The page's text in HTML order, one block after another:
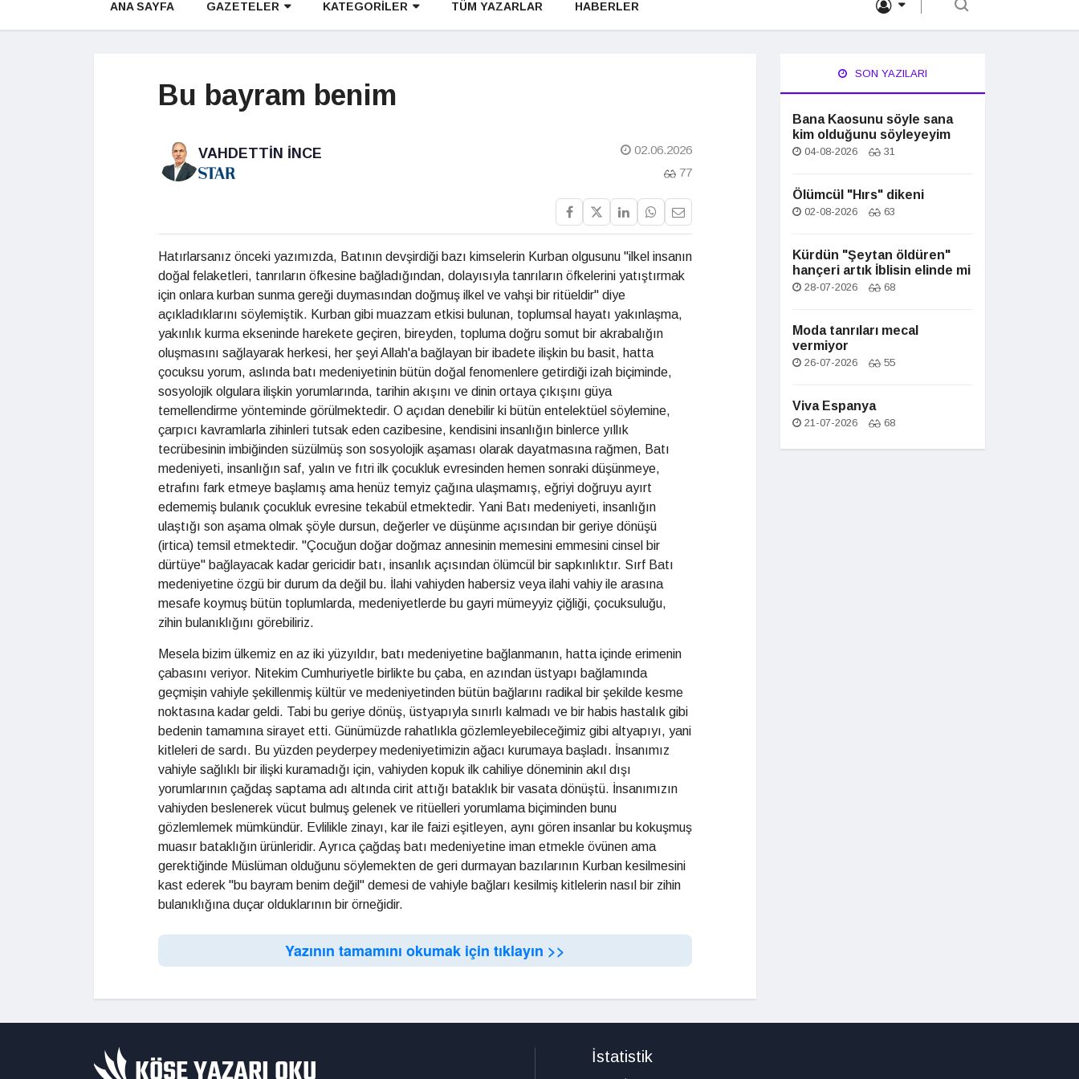
ANA SAYFA GAZETELER KATEGORİLER TÜM YAZARLAR HABERLER
Bu bayram benim
VAHDETTIN İNCE
02.06.2026
77
Hatırlarsanız önceki yazımızda, Batının devşirdiği bazı kimselerin Kurban olgusunu "ilkel insanın
doğal felaketleri, tanrıların öfkesine bağladığından, dolayısıyla tanrıların öfkelerini yatıştırmak
için onlara kurban sunma gereği duymasından doğmuş ilkel ve vahşi bir ritüeldir" diye
açıkladıklarını söylemiştik. Kurban gibi muazzam etkisi bulunan, toplumsal hayatı yakınlaşma,
yakınlık kurma ekseninde harekete geçiren, bireyden, topluma doğru somut bir akrabalığın
oluşmasını sağlayarak herkesi, her şeyi Allah'a bağlayan bir ibadete ilişkin bu basit, hatta
çocuksu yorum, aslında batı medeniyetinin bütün doğal fenomenlere getirdiği izah biçiminde,
sosyolojik olgulara ilişkin yorumlarında, tarihin akışını ve dinin ortaya çıkışını güya
temellendirme yönteminde görülmektedir. O açıdan denebilir ki bütün entelektüel söylemine,
çarpıcı kavramlarla zihinleri tutsak eden cazibesine, kendisini insanlığın binlerce yıllık
tecrübesinin imbiğinden süzülmüş son sosyolojik aşaması olarak dayatmasına rağmen, Batı
medeniyeti, insanlığın saf, yalın ve fıtri ilk çocukluk evresinden hemen sonraki düşünmeye,
etrafını fark etmeye başlamış ama henüz temyiz çağına ulaşmamış, eğriyi doğruyu ayırt
edememiş bulanık çocukluk evresine tekabül etmektedir. Yani Batı medeniyeti, insanlığın
ulaştığı son aşama olmak şöyle dursun, değerler ve düşünme açısından bir geriye dönüşü
(irtica) temsil etmektedir. "Çocuğun doğar doğmaz annesinin memesini emmesini cinsel bir
dürtüye" bağlayacak kadar gericidir batı, insanlık açısından ölümcül bir sapkınlıktır. Sırf Batı
medeniyetine özgü bir durum da değil bu. İlahi vahiyden habersiz veya ilahi vahiy ile arasına
mesafe koymuş bütün toplumlarda, medeniyetlerde bu gayri mümeyyiz çiğliği, çocuksuluğu,
zihin bulanıklığını görebiliriz.
Mesela bizim ülkemiz en az iki yüzyıldır, batı medeniyetine bağlanmanın, hatta içinde erimenin
çabasını veriyor. Nitekim Cumhuriyetle birlikte bu çaba, en azından üstyapı bağlamında
geçmişin vahiyle şekillenmiş kültür ve medeniyetinden bütün bağlarını radikal bir şekilde kesme
noktasına kadar geldi. Tabi bu geriye dönüş, üstyapıyla sınırlı kalmadı ve bir habis hastalık gibi
bedenin tamamına sirayet etti. Günümüzde rahatlıkla gözlemleyebileceğimiz gibi altyapıyı, yani
kitleleri de sardı. Bu yüzden peyderpey medeniyetimizin ağacı kurumaya başladı. İnsanımız
vahiyle sağlıklı bir ilişki kuramadığı için, vahiyden kopuk ilk cahiliye döneminin akıl dışı
yorumlarının çağdaş saptama adı altında cirit attığı bataklık bir vasata dönüştü. İnsanımızın
vahiyden beslenerek vücut bulmuş gelenek ve ritüelleri yorumlama biçiminden bunu
gözlemlemek mümkündür. Evlilikle zinayı, kar ile faizi eşitleyen, aynı gören insanlar bu kokuşmuş
muasır bataklığın ürünleridir. Ayrıca çağdaş batı medeniyetine iman etmekle övünen ama
gerektiğinde Müslüman olduğunu söylemekten de geri durmayan bazılarının Kurban kesilmesini
kast ederek "bu bayram benim değil" demesi de vahiyle bağları kesilmiş kitlelerin nasıl bir zihin
bulanıklığına duçar olduklarının bir örneğidir.
Yazının tamamını okumak için tıklayın >>
SON YAZILARI
Bana Kaosunu söyle sana
kim olduğunu söyleyeyim
04-08-2026 31
Ölümcül "Hırs" dikeni
02-08-2026 63
Kürdün "Şeytan öldüren"
hançeri artık İblisin elinde mi
28-07-2026 68
Moda tanrıları mecal
vermiyor
26-07-2026 55
Viva Espanya
21-07-2026 68
İstatistik